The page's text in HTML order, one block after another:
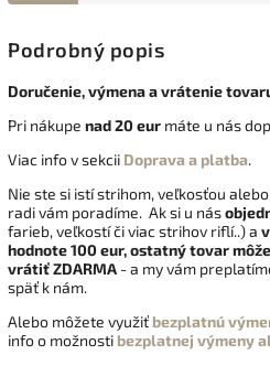
Podrobný popis
Doručenie, výmena a vrátenie
Pri nákupe nad 20 eur máte u nás
Viac info v sekcii Doprava a platba.
Nie ste si istí strihom, veľkosťou
radi vám poradíme. Ak si u nás
farieb, veľkostí či viac strihov riflí..) a
hodnote 100 eur, ostatný tovar
vrátiťZDARMA - a my vám
späť k nám.
Alebo môžete využiť bezplatnú
info o možnosti bezplatnej výmeny